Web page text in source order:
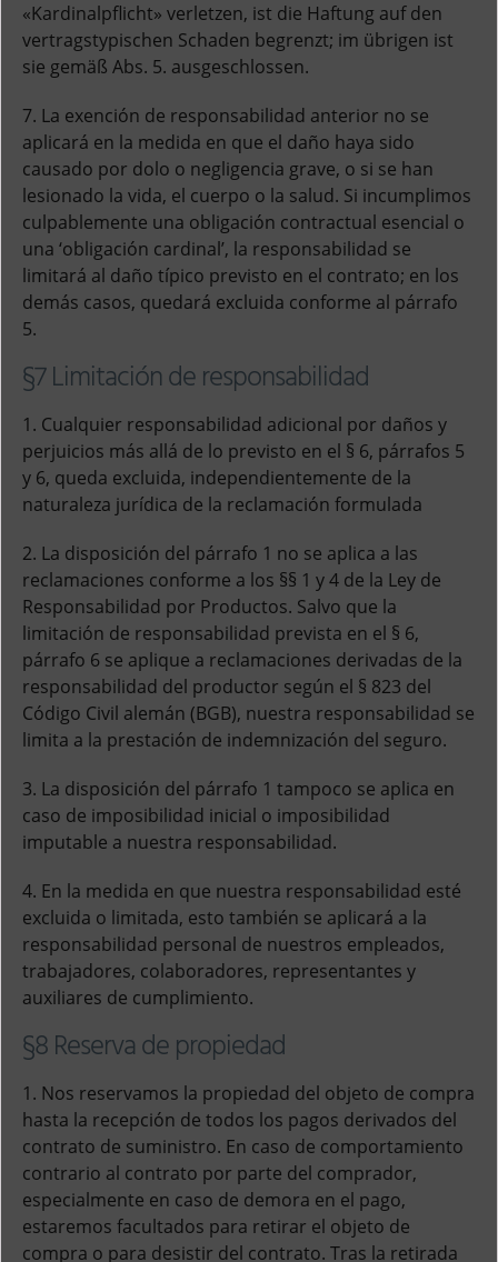
«Kardinalpflicht» verletzen, ist die Haftung auf den
vertragstypischen Schaden begrenzt; im übrigen ist
sie gemäß Abs. 5. ausgeschlossen.
7. La exención de responsabilidad anterior no se
aplicará en la medida en que el daño haya sido
causado por dolo o negligencia grave, o si se han
lesionado la vida, el cuerpo o la salud. Si incumplimos
culpablemente una obligación contractual esencial o
una ‘obligación cardinal’, la responsabilidad se
limitará al daño típico previsto en el contrato; en los
demás casos, quedará excluida conforme al párrafo
5.
§7 Limitación de responsabilidad
1. Cualquier responsabilidad adicional por daños y
perjuicios más allá de lo previsto en el § 6, párrafos 5
y 6, queda excluida, independientemente de la
naturaleza jurídica de la reclamación formulada
2. La disposición del párrafo 1 no se aplica a las
reclamaciones conforme a los §§ 1 y 4 de la Ley de
Responsabilidad por Productos. Salvo que la
limitación de responsabilidad prevista en el § 6,
párrafo 6 se aplique a reclamaciones derivadas de la
responsabilidad del productor según el § 823 del
Código Civil alemán (BGB), nuestra responsabilidad se
limita a la prestación de indemnización del seguro.
3. La disposición del párrafo 1 tampoco se aplica en
caso de imposibilidad inicial o imposibilidad
imputable a nuestra responsabilidad.
4. En la medida en que nuestra responsabilidad esté
excluida o limitada, esto también se aplicará a la
responsabilidad personal de nuestros empleados,
trabajadores, colaboradores, representantes y
auxiliares de cumplimiento.
§8 Reserva de propiedad
1. Nos reservamos la propiedad del objeto de compra
hasta la recepción de todos los pagos derivados del
contrato de suministro. En caso de comportamiento
contrario al contrato por parte del comprador,
especialmente en caso de demora en el pago,
estaremos facultados para retirar el objeto de
compra o para desistir del contrato. Tras la retirada